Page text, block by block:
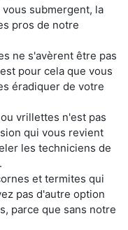
submergent, la
pros de notre
ne s'avèrent être pas
pour cela que vous
éradiquer de votre
vrillettes n'est pas
qui vous revient
les techniciens de
et termites qui
pas d'autre option
parce que sans notre